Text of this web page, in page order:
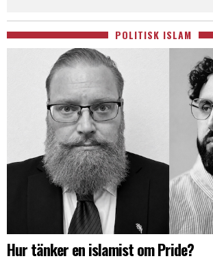
POLITISK ISLAM
Hur tänker en islamist om Pride?